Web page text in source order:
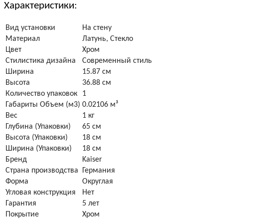
Характеристики:
Вид установки
На стену
Материал
Латунь, Стекло
Цвет
Хром
Стилистика дизайна
Современный стиль
Ширина
15.87 см
Высота
36.88 см
Количество упаковок
1
Габариты Объем (м3) 0.02106 м³
Вес
1 кг
Глубина (Упаковки)
65 см
Высота (Упаковки)
18 см
Ширина (Упаковки)
18 см
Бренд
Kaiser
Страна производства
Германия
Форма
Округлая
Угловая конструкция
Нет
Гарантия
5 лет
Покрытие
Хром